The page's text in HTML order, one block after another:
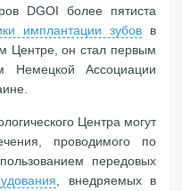
DGOI более пятиста
имплантации зубов в
Центре, он стал первым
Немецкой Ассоциации
Центра могут
проводимого по
передовых
, внедряемых в